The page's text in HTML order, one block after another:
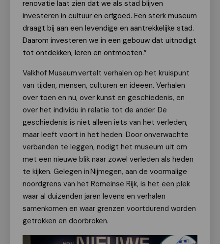
renovatie laat zien dat we als stad blijven
investeren in cultuur en erfgoed. Een sterk museum
draagt bij aan een levendige en aantrekkelijke stad.
Daarom investeren we in een gebouw dat uitnodigt
tot ontdekken, leren en ontmoeten.”
Valkhof Museum vertelt verhalen op het kruispunt
van tijden, mensen, culturen en ideeën. Verhalen
over toen en nu, over kunst en geschiedenis, en
over het individu in relatie tot de ander. De
geschiedenis is niet alleen iets van het verleden,
maar leeft voort in het heden. Door onverwachte
verbanden te leggen, nodigt het museum uit om
met een nieuwe blik naar zowel verleden als heden
te kijken. Gelegen in Nijmegen, aan de voormalige
noordgrens van het Romeinse Rijk, is het een plek
waar al duizenden jaren levens en verhalen
samenkomen en waar grenzen voortdurend worden
getrokken en doorbroken.